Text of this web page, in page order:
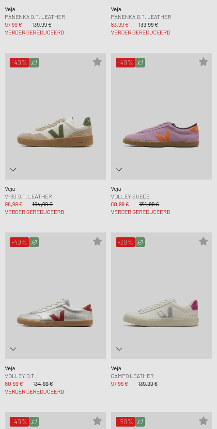
Veja
PANENKA O.T. LEATHER
97,99 €
139,99 €
VERDER GEREDUCEERD
Veja
PANENKA O.T. LEATHER
83,99 €
139,99 €
VERDER GEREDUCEERD
-40%
Veja
V-90 O.T. LEATHER
98,99 €
164,99 €
VERDER GEREDUCEERD
-40%
Veja
VOLLEY SUEDE
80,99 €
134,99 €
VERDER GEREDUCEERD
-40%
Veja
VOLLEY O.T.
80,99 €
134,99 €
VERDER GEREDUCEERD
-30%
Veja
CAMPO LEATHER
97,99 €
139,99 €
-40% -50%